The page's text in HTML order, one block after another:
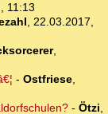
11:13
, 22.03.2017,
,
- Ostfriese,
- Ötzi,